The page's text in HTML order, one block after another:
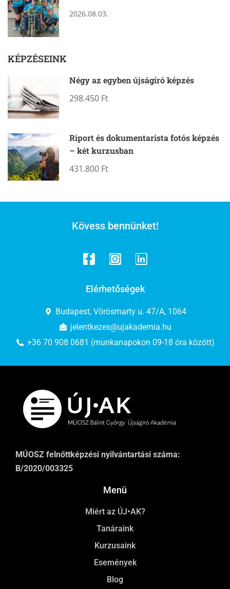
2026.08.03.
KÉPZÉSEINK
Négy az egyben újságíró képzés
298.450 Ft
Riport és dokumentarista fotós képzés
– két kurzusban
431.800 Ft
Kövess bennünket!
Elérhetőségek
Budapest, Vörösmarty u. 47/A, 1064
jelentkezes@ujakademia.hu
+36 70 908 0681 (munkanapokon 09-18 óra között)
MÚOSZ felnőttképzési nyilvántartási száma:
B/2020/003325
Menü
Miért az ÚJ•AK?
Tanáraink
Kurzusaink
Események
Blog